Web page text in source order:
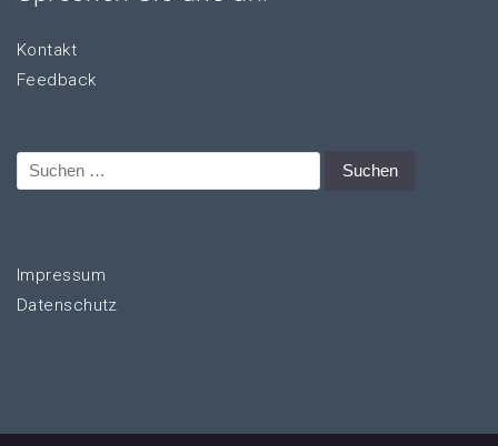
Kontakt
Feedback
Suchen
nach:
Impressum
Datenschutz